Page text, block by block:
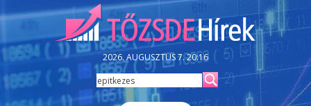
2026. AUGUSZTUS 7. 20:16